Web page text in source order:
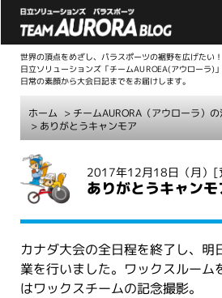
世界の頂点をめざし、パラスポーツの裾野を広げたい！
日立ソリューションズ「チームAUROEA(アウローラ)」
日常の素顔から大会日記までをお届けします。
ホーム > チームAURORA（アウローラ）
> ありがとうキャンモア
2017年12月18日（月） [
ありがとうキャンモ
カナダ大会の全日程を終了し、明
業を行いました。ワックスルーム
はワックスチームの記念撮影。